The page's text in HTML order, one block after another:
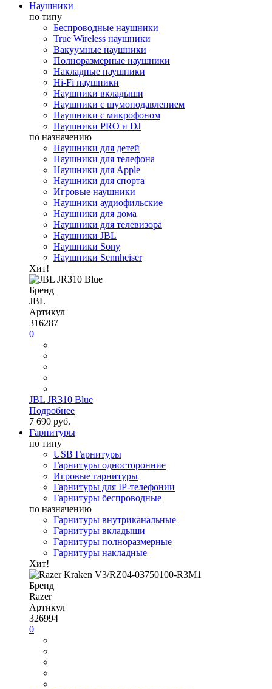
Наушники
по типу
Беспроводные наушники
True Wireless наушники
Вакуумные наушники
Полноразмерные наушники
Накладные наушники
Hi-Fi наушники
Наушники вкладыши
Наушники с шумоподавлением
Наушники с микрофоном
Наушники PRO и DJ
по назначению
Наушники для детей
Наушники для телефона
Наушники для Apple
Наушники для спорта
Игровые наушники
Наушники аудиофильские
Наушники для дома
Наушники для телевизора
Наушники JBL
Наушники Sony
Наушники Sennheiser
Хит!
Бренд
JBL
Артикул
316287
0
JBL JR310 Blue
Подробнее
7 690 руб.
Гарнитуры
по типу
USB Гарнитуры
Гарнитуры односторонние
Игровые гарнитуры
Гарнитуры для IP-телефонии
Гарнитуры беспроводные
по назначению
Гарнитуры внутриканальные
Гарнитуры вкладыши
Гарнитуры полноразмерные
Гарнитуры накладные
Хит!
Бренд
Razer
Артикул
326994
0